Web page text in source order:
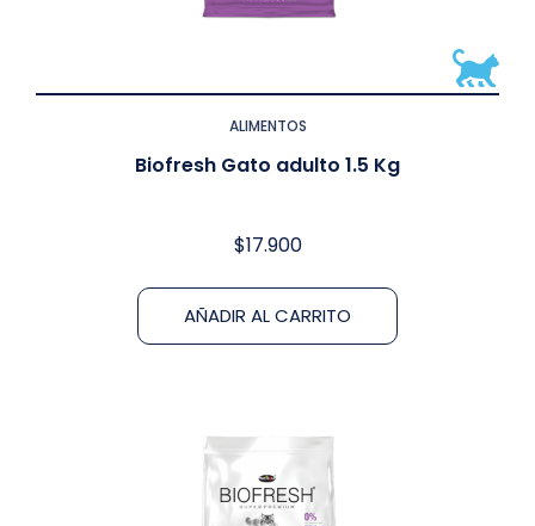
ALIMENTOS
Biofresh Gato adulto 1.5 Kg
$17.900
AÑADIR AL CARRITO